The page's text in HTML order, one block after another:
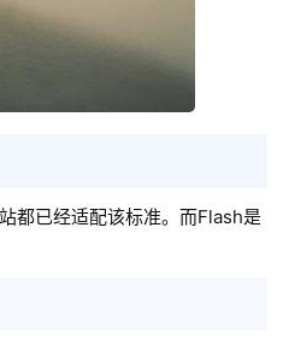
都已经适配该标准。而Flash是